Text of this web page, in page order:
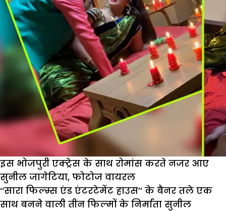
इस भोजपुरी एक्ट्रेस के साथ रोमांस करते नजर आए
सुनील जागेटिया, फोटोज वायरल
‘‘सारा फिल्म्स एंड एंटरटेमेंट हाउस’’ के बैनर तले एक
साथ बनने वाली तीन फिल्मों के निर्माता सुनील